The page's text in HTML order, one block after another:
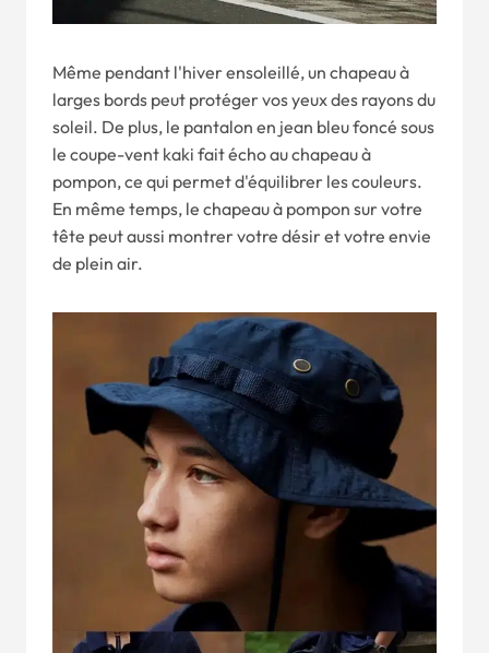
Même pendant l'hiver ensoleillé, un chapeau à
larges bords peut protéger vos yeux des rayons du
soleil. De plus, le pantalon en jean bleu foncé sous
le coupe-vent kaki fait écho au chapeau à
pompon, ce qui permet d'équilibrer les couleurs.
En même temps, le chapeau à pompon sur votre
tête peut aussi montrer votre désir et votre envie
de plein air.